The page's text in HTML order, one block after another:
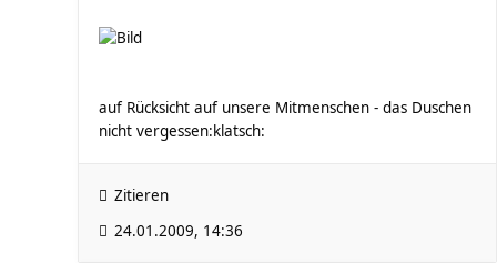
auf Rücksicht auf unsere Mitmenschen - das Duschen
nicht vergessen:klatsch:
Zitieren
24.01.2009, 14:36